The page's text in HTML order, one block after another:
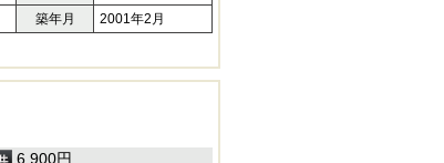
築年月
2001年2月
6,900円